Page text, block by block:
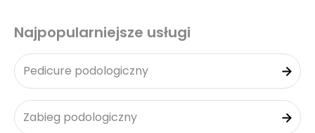
Najpopularniejsze usługi
Pedicure podologiczny
Zabieg podologiczny